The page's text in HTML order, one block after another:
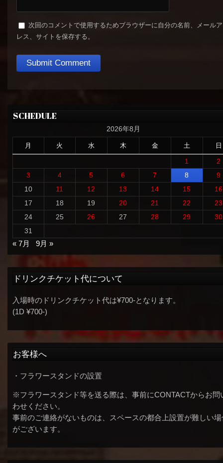
次回のコメントで使用するためブラウザーに自分の名前、メール
レス、サイトを保存する。
SCHEDULE
2026年8月
月 火 水 木 金 土 日
1
2
3
4 5 6 7 8
9
10
11 12 13 14 15
16
17
18 19 20 21 22
23
24
25 26 27 28 29
30
31
« 7月
9月 »
ドリンクチケット代について
入場時のドリンクチケット代は¥700-となります。
(1D ¥700-)
お客様へ
・フラワースタンドの設置
※フラワースタンド等を送る際は、事前にCONTACTからお問
わせください。
事前のご連絡がないものは、スペースの都合上設置が難しい場
がございます。